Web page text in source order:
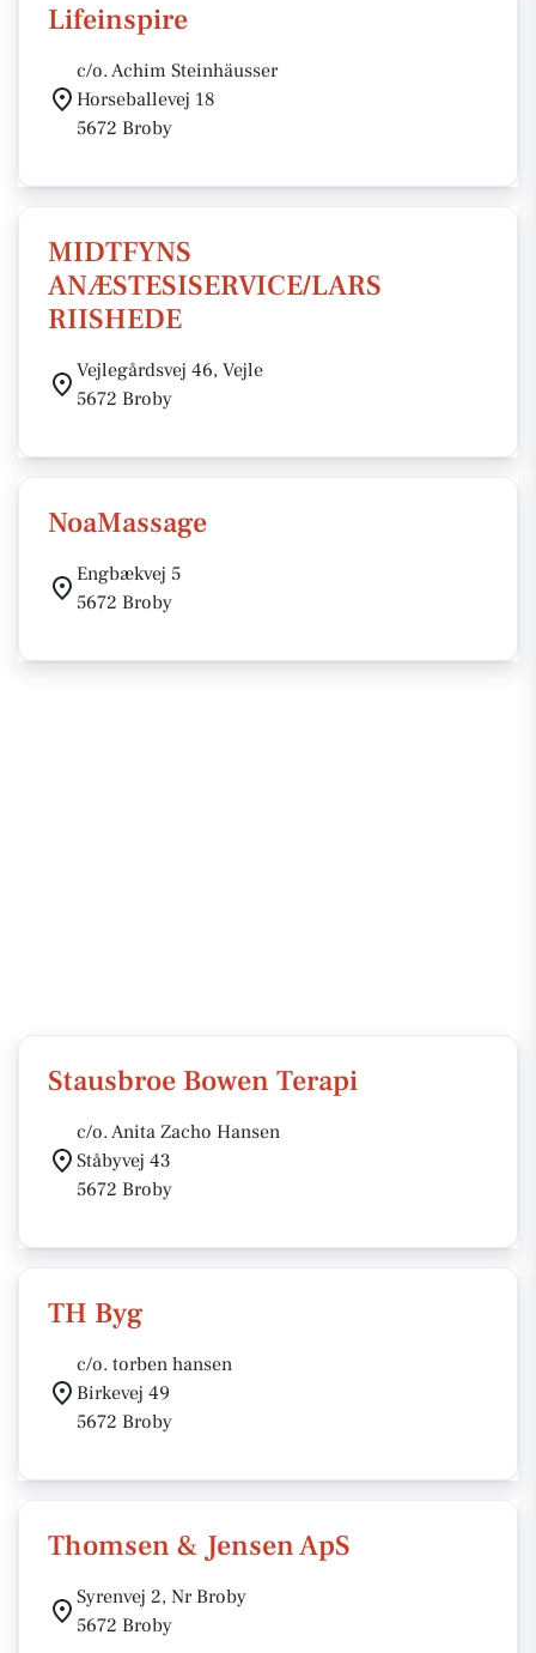
Lifeinspire
c/o. Achim Steinhäusser
Horseballevej 18
5672 Broby
MIDTFYNS
ANÆSTESISERVICE/LARS
RIISHEDE
Vejlegårdsvej 46, Vejle
5672 Broby
NoaMassage
Engbækvej 5
5672 Broby
Stausbroe Bowen Terapi
c/o. Anita Zacho Hansen
Ståbyvej 43
5672 Broby
TH Byg
c/o. torben hansen
Birkevej 49
5672 Broby
Thomsen & Jensen ApS
Syrenvej 2, Nr Broby
5672 Broby